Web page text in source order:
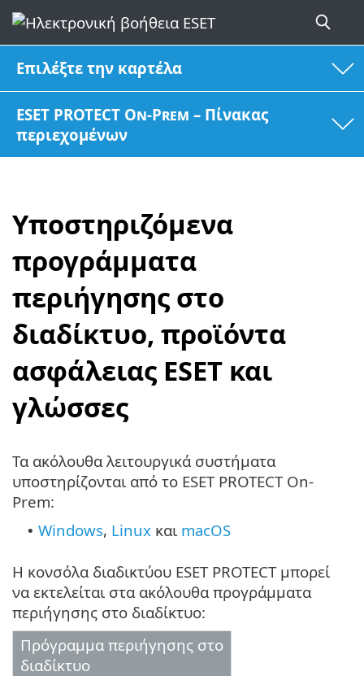
Επιλέξτε την καρτέλα
ESET PROTECT On-Prem – Πίνακας
περιεχομένων
Υποστηριζόμενα
προγράμματα
περιήγησης στο
διαδίκτυο, προϊόντα
ασφάλειας ESET και
γλώσσες
Τα ακόλουθα λειτουργικά συστήματα
υποστηρίζονται από το ESET PROTECT On-
Prem:
• Windows, Linux και macOS
Η κονσόλα διαδικτύου ESET PROTECT μπορεί
να εκτελείται στα ακόλουθα προγράμματα
περιήγησης στο διαδίκτυο:
Πρόγραμμα περιήγησης στο
διαδίκτυο